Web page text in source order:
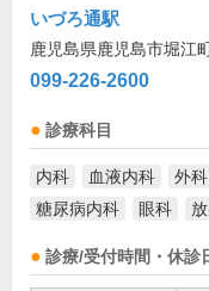
いづろ通駅
鹿児島県鹿児島市堀江
099-226-2600
診療科目
内科 血液内科 外科
糖尿病内科
眼科
診療/受付時間・休診